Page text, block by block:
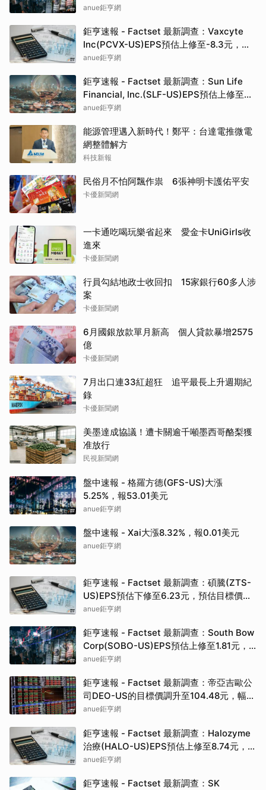
元，預估目標價為83.50元
anue鉅亨網
鉅亨速報 - Factset 最新調查：Vaxcyte
Inc(PCVX-US)EPS預估上修至-8.3元，預
估目標價為110.00元
anue鉅亨網
鉅亨速報 - Factset 最新調查：Sun Life
Financial, Inc.(SLF-US)EPS預估上修至
5.73元，預估目標價為80.81元
anue鉅亨網
能源管理邁入新時代！鄭平：台達電推微電
網整體解方
科技新報
民俗月不怕阿飄作祟 6張神明卡護佑平安
卡優新聞網
一卡通吃喝玩樂省起來 愛金卡UniGirls收
進來
卡優新聞網
行員勾結地政士收回扣 15家銀行60多人涉
案
卡優新聞網
6月國銀放款單月新高 個人貸款暴增2575
億
卡優新聞網
7月出口連33紅超狂 追平最長上升週期紀
錄
卡優新聞網
美墨達成協議！遭卡關逾千噸墨西哥酪梨獲
准放行
民視新聞網
盤中速報 - 格羅方德(GFS-US)大漲
5.25%，報53.01美元
anue鉅亨網
盤中速報 - Xai大漲8.32%，報0.01美元
anue鉅亨網
鉅亨速報 - Factset 最新調查：碩騰(ZTS-
US)EPS預估下修至6.23元，預估目標價為
90.00元
anue鉅亨網
鉅亨速報 - Factset 最新調查：South Bow
Corp(SOBO-US)EPS預估上修至1.81元，
預估目標價為35.83元
anue鉅亨網
鉅亨速報 - Factset 最新調查：帝亞吉歐公
司DEO-US的目標價調升至104.48元，幅度
約3.43%
anue鉅亨網
鉅亨速報 - Factset 最新調查：Halozyme
治療(HALO-US)EPS預估上修至8.74元，預
估目標價為105.00元
anue鉅亨網
鉅亨速報 - Factset 最新調查：SK